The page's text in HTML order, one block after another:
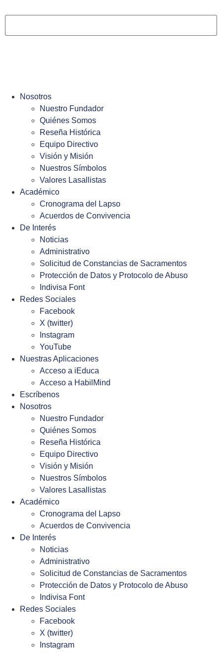
Nosotros
Nuestro Fundador
Quiénes Somos
Reseña Histórica
Equipo Directivo
Visión y Misión
Nuestros Símbolos
Valores Lasallistas
Académico
Cronograma del Lapso
Acuerdos de Convivencia
De Interés
Noticias
Administrativo
Solicitud de Constancias de Sacramentos
Protección de Datos y Protocolo de Abuso
Indivisa Font
Redes Sociales
Facebook
X (twitter)
Instagram
YouTube
Nuestras Aplicaciones
Acceso a iEduca
Acceso a HabilMind
Escríbenos
Nosotros
Nuestro Fundador
Quiénes Somos
Reseña Histórica
Equipo Directivo
Visión y Misión
Nuestros Símbolos
Valores Lasallistas
Académico
Cronograma del Lapso
Acuerdos de Convivencia
De Interés
Noticias
Administrativo
Solicitud de Constancias de Sacramentos
Protección de Datos y Protocolo de Abuso
Indivisa Font
Redes Sociales
Facebook
X (twitter)
Instagram